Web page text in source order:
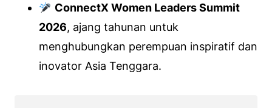
ConnectX Women Leaders Summit
2026, ajang tahunan untuk
menghubungkan perempuan inspiratif dan
inovator Asia Tenggara.